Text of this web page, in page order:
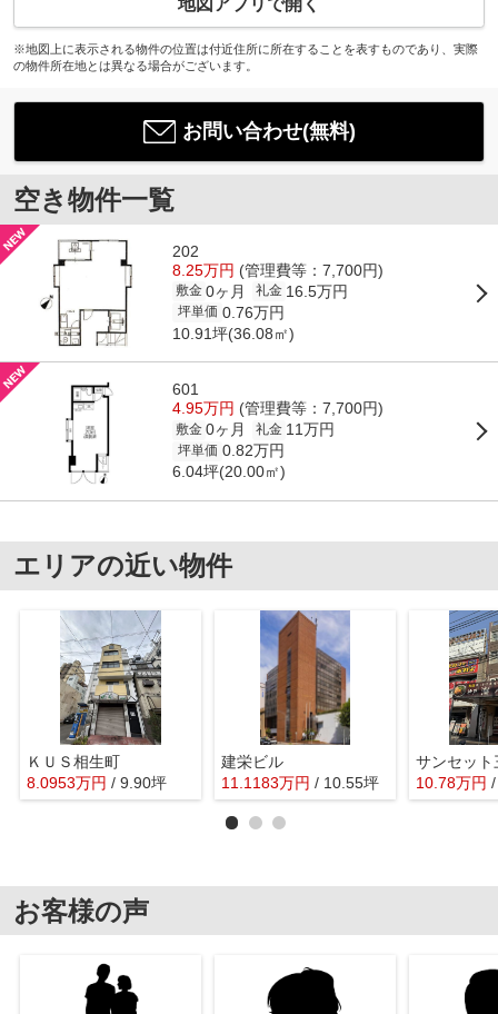
※地図上に表示される物件の位置は付近住所に所在することを表すものであり、実際
の物件所在地とは異なる場合がございます。
お問い合わせ(無料)
空き物件一覧
202
8.25万円 (管理費等：7,700円)
敷金 0ヶ月 礼金 16.5万円
坪単価 0.76万円
10.91坪(36.08㎡)
601
4.95万円 (管理費等：7,700円)
敷金 0ヶ月 礼金 11万円
坪単価 0.82万円
6.04坪(20.00㎡)
エリアの近い物件
ＫＵＳ相生町
8.0953万円 / 9.90坪
建栄ビル
11.1183万円 / 10.55坪
サンセット
10.78万円
お客様の声